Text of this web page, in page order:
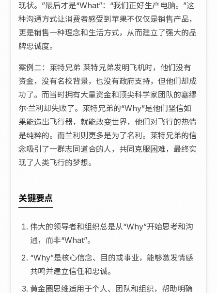
现状。”最后才是“What”：“我们正好生产电脑。”这
种沟通方式让消费者感受到苹果不仅仅是销售产品，
更是销售一种理念和生活方式，从而建立了强大的品
牌忠诚度。
案例二：莱特兄弟 莱特兄弟发明飞机时，他们没有
资金，没有名校背景，也没有政府支持，但他们却成
功了。而当时拥有大量资金和顶尖科学家团队的塞缪
尔·兰利却失败了。莱特兄弟的“Why”是他们坚信如
果能造出飞行器，就能改变世界，他们对飞行的热情
是纯粹的。而兰利则更多是为了名利。莱特兄弟的信
念吸引了一群志同道合的人，共同克服困难，最终实
现了人类飞行的梦想。
关键要点
伟大的领导者和组织总是从“Why”开始思考和沟
通，而非“What”。
“Why”是核心信念、目的或事业，能够激发情感
共鸣并建立信任和忠诚。
黄金圈思维适用于个人、团队和组织，帮助明确